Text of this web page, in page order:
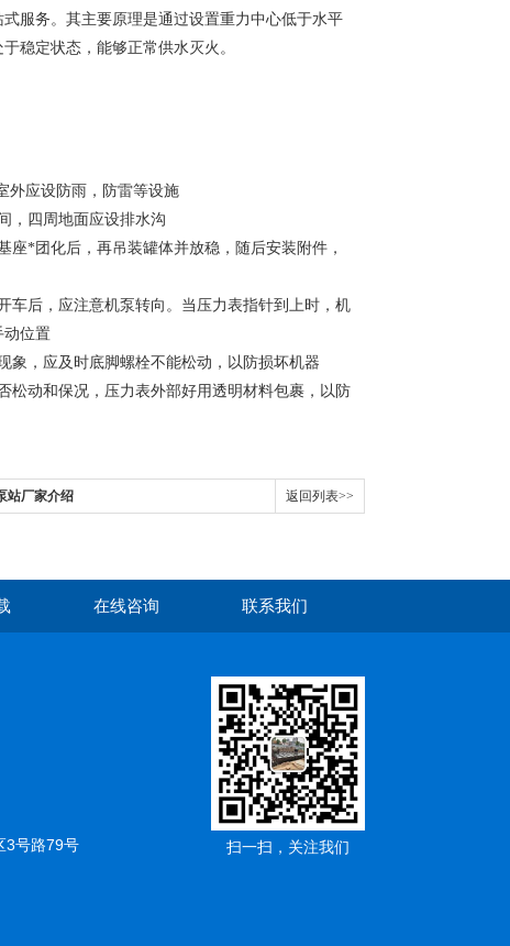
服务。其主要原理是通过设置重力中心低于水平
稳定状态，能够正常供水灭火。
外应设防雨，防雷等设施
，四周地面应设排水沟
*团化后，再吊装罐体并放稳，随后安装附件，
车后，应注意机泵转向。当压力表指针到上时，机
动位置
象，应及时底脚螺栓不能松动，以防损坏机器
松动和保况，压力表外部好用透明材料包裹，以防
站厂家介绍 返回列表>>
在线咨询 联系我们
3号路79号
扫一扫，关注我们